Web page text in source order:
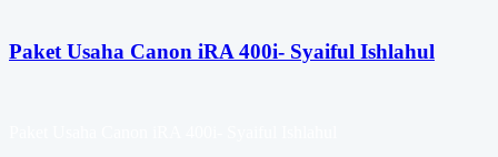
Paket Usaha Canon iRA 400i- Syaiful Ishlahul